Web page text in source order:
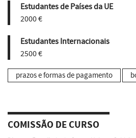
Estudantes de Países da UE
2000 €
Estudantes Internacionais
2500 €
prazos e formas de pagamento
COMISSÃO DE CURSO